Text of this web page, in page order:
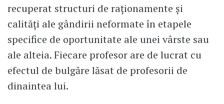
recuperat structuri de raționamente și
calități ale gândirii neformate în etapele
specifice de oportunitate ale unei vârste sau
ale alteia. Fiecare profesor are de lucrat cu
efectul de bulgăre lăsat de profesorii de
dinaintea lui.